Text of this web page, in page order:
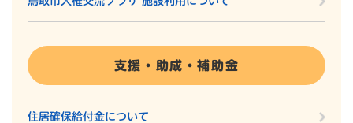
支援・助成・補助金
住居確保給付金について